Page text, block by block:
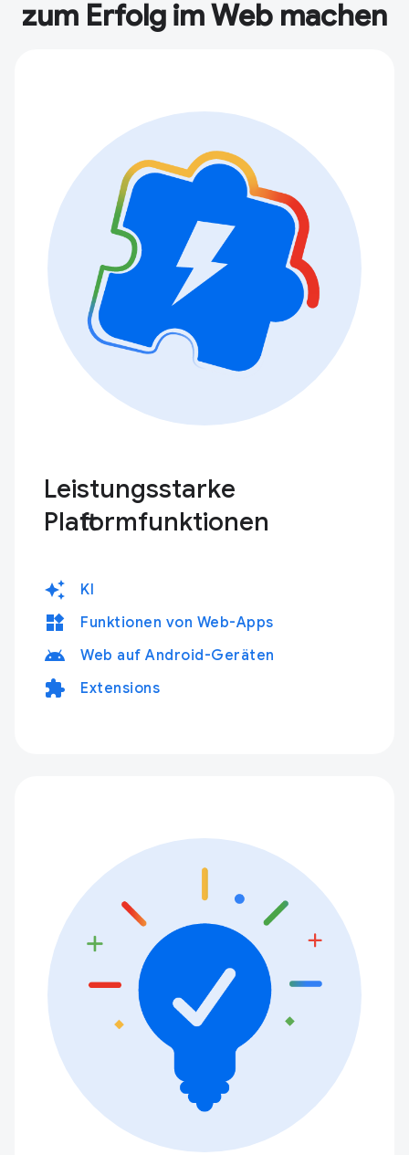
zum Erfolg im Web machen
Leistungsstarke
Plattformfunktionen
auto_awesome KI
widgets Funktionen von Web-Apps
android Web auf Android-Geräten
extension Extensions